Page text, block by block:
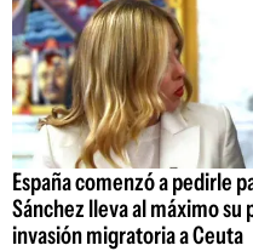
España comenzó a pedirle
Sánchez lleva al máximo su
invasión migratoria a Ceuta